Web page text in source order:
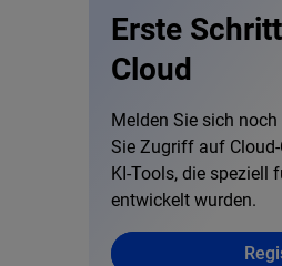
Erste
Cloud
Melden Sie sich
Sie Zugriff auf
KI-Tools, die speziell
entwickelt wurden.